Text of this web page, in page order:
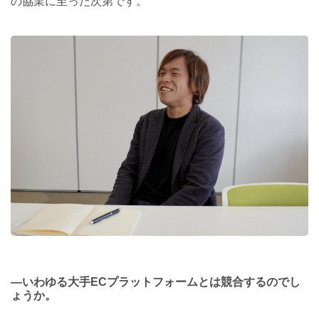
―いわゆる大手ECプラットフォームとは競合するのでし
ょうか。